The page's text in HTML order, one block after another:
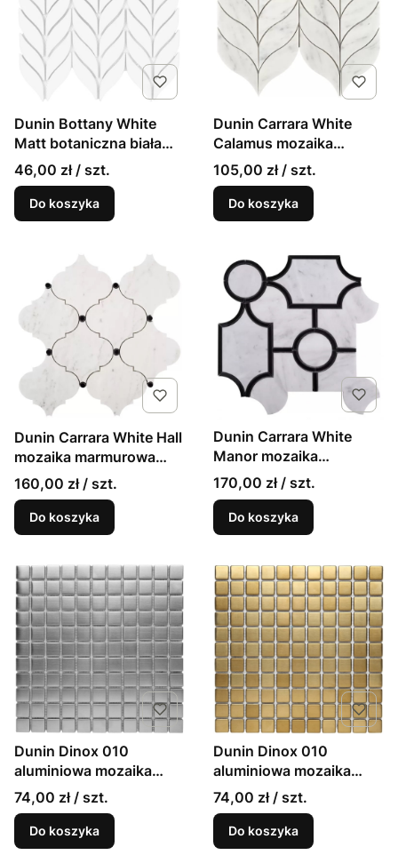
Dunin Bottany White
Matt botaniczna biała
matowa mozaika listki
26,5x22,5cm
46,00 zł / szt.
Do koszyka
Dunin Carrara White
Calamus mozaika
marmurowa listki
29,5x20
105,00 zł / szt.
Do koszyka
Dunin Carrara White Hall
mozaika marmurowa
arabeska 30x30cm
160,00 zł / szt.
Do koszyka
Dunin Carrara White
Manor mozaika
marmurowa glamour
30x30
170,00 zł / szt.
Do koszyka
Dunin Dinox 010
aluminiowa mozaika
ścienna srebrna
30,5x30,5
74,00 zł / szt.
Do koszyka
Dunin Dinox 010
aluminiowa mozaika
ścienna złota 30,5x30,5
74,00 zł / szt.
Do koszyka